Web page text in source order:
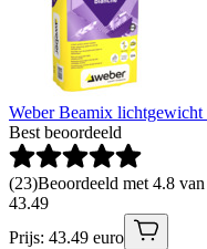
Weber Beamix
Best beoordeeld
(23)Beoordeeld met 4.8
43.49
Prijs: 43.49 euro